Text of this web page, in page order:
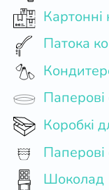
Картонні
Патока
Коробкі
Паперові
Шоколад